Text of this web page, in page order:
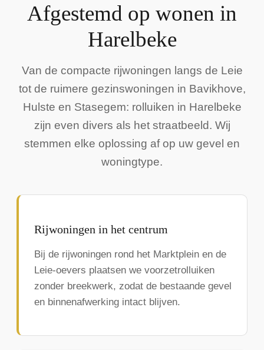
Afgestemd op wonen in
Harelbeke
Van de compacte rijwoningen langs de Leie
tot de ruimere gezinswoningen in Bavikhove,
Hulste en Stasegem: rolluiken in Harelbeke
zijn even divers als het straatbeeld. Wij
stemmen elke oplossing af op uw gevel en
woningtype.
Rijwoningen in het centrum
Bij de rijwoningen rond het Marktplein en de
Leie-oevers plaatsen we voorzetrolluiken
zonder breekwerk, zodat de bestaande gevel
en binnenafwerking intact blijven.